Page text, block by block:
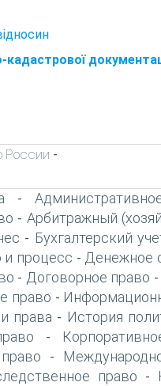
России -
-
- Арбитражный
- Бухгалтерский
и процесс - Денежное
- Договорное право -
право -
права - История
-
-
право -